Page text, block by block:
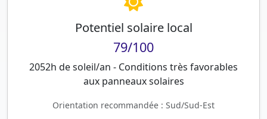
Potentiel solaire local
79/100
2052h de soleil/an - Conditions très favorables
aux panneaux solaires
Orientation recommandée : Sud/Sud-Est